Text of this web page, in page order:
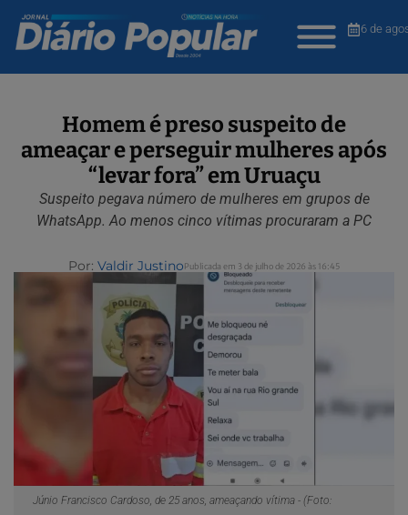
6 de
Homem é preso suspeito de
ameaçar e perseguir mulheres após
“levar fora” em Uruaçu
Suspeito pegava número de mulheres em grupos de
WhatsApp. Ao menos cinco vítimas procuraram a PC
Por: Valdir JustinoPublicada em 3 de julho de 2026 às 16:45
Júnio Francisco Cardoso, de 25 anos, ameaçando vítima - (Foto: